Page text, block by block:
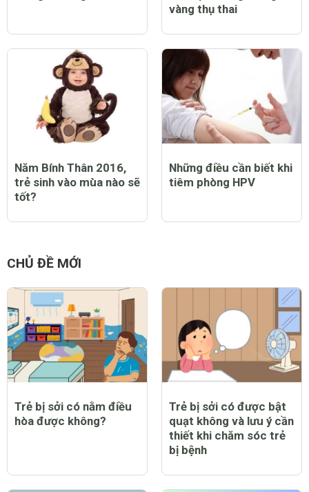
vàng thụ thai
Năm Bính Thân 2016,
trẻ sinh vào mùa nào sẽ
tốt?
Những điều cần biết khi
tiêm phòng HPV
CHỦ ĐỀ MỚI
Trẻ bị sởi có nằm điều
hòa được không?
Trẻ bị sởi có được bật
quạt không và lưu ý cần
thiết khi chăm sóc trẻ
bị bệnh